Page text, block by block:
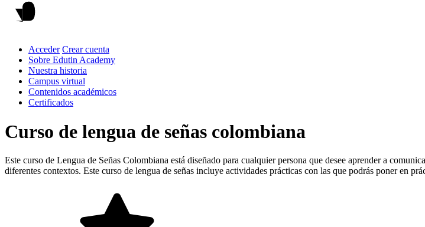
Acceder Crear cuenta
Sobre Edutin Academy
Nuestra historia
Campus virtual
Contenidos académicos
Certificados
Curso de lengua de señas colombiana
Este curso de Lengua de Señas Colombiana está diseñado para cualquier persona que desee aprender a
diferentes contextos. Este curso de lengua de señas incluye actividades prácticas con las que podrás poner en